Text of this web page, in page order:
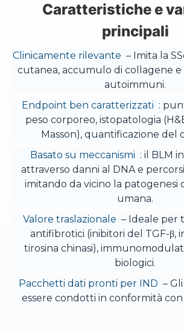
Caratteristiche e
principali
Clinicamente rilevante – Imita la
cutanea, accumulo di collagene
autoimmuni.
Endpoint ben caratterizzati :
peso corporeo, istopatologia
Masson), quantificazione del
Basato su meccanismi : il BLM
attraverso danni al DNA e
imitando da vicino la patogenesi
umana.
Valore traslazionale – Ideale per
antifibrotici (inibitori del TGF-β,
tirosina chinasi),
biologici.
Pacchetti dati pronti per IND –
essere condotti in conformità con